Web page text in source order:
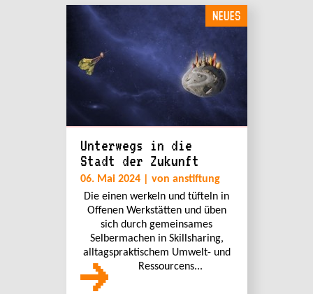
NEUES
Unterwegs in die
Stadt der Zukunft
06. Mai 2024 | von anstiftung
Die einen werkeln und tüfteln in
Offenen Werkstätten und üben
sich durch gemeinsames
Selbermachen in Skillsharing,
alltagspraktischem Umwelt- und
Ressourcens...